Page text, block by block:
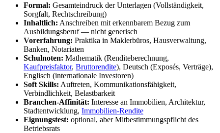
Formal: Gesamteindruck der Unterlagen (Vollständigkeit,
Sorgfalt, Rechtschreibung)
Inhaltlich: Anschreiben mit erkennbarem Bezug zum
Ausbildungsberuf — nicht generisch
Vorerfahrung: Praktika in Maklerbüros, Hausverwaltung,
Banken, Notariaten
Schulnoten: Mathematik (Renditeberechnung,
Kaufpreisfaktor, Bruttorendite), Deutsch (Exposés, Verträge),
Englisch (internationale Investoren)
Soft Skills: Auftreten, Kommunikationsfähigkeit,
Verbindlichkeit, Belastbarkeit
Branchen-Affinität: Interesse an Immobilien, Architektur,
Stadtentwicklung, Immobilien-Rendite
Eignungstest: optional, aber Mitbestimmungspflicht des
Betriebsrats